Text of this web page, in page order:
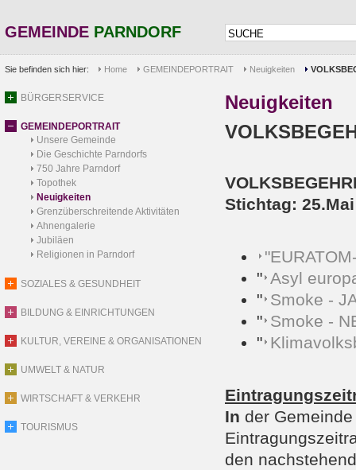
GEMEINDE PARNDORF
Sie befinden sich hier: Home GEMEINDEPORTRAIT Neuigkeiten
BÜRGERSERVICE
GEMEINDEPORTRAIT
Unsere Gemeinde
Die Geschichte Parndorfs
750 Jahre Parndorf
Topothek
Neuigkeiten
Grenzüberschreitende Aktivitäten
Ahnengalerie
Jubiläen
Religionen in Parndorf
SOZIALES & GESUNDHEIT
BILDUNG & EINRICHTUNGEN
KULTUR, VEREINE & ORGANISATIONEN
UMWELT & NATUR
WIRTSCHAFT & VERKEHR
TOURISMUS
Neuigkeiten
Stichtag:
" Asyl
" Smoke -
" Smoke -
"
In der
den